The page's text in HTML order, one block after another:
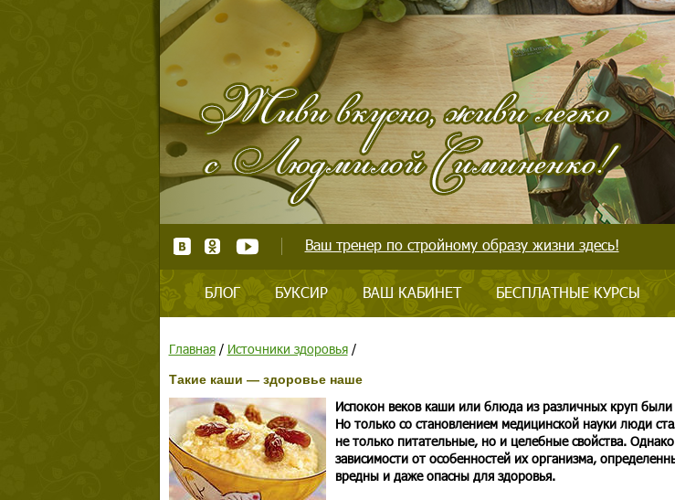
Ваш тренер по стройному образу жизни здесь!
БЛОГ БУКСИР ВАШ КАБИНЕТ БЕСПЛАТНЫЕ КУРСЫ
Главная/ Источники здоровья/
Такие каши — здоровье наше
Испокон веков каши или блюда из различных круп были
Но только со становлением медицинской науки люди
не только питательные, но и целебные свойства.
зависимости от особенностей их организма,
вредны и даже опасны для здоровья.